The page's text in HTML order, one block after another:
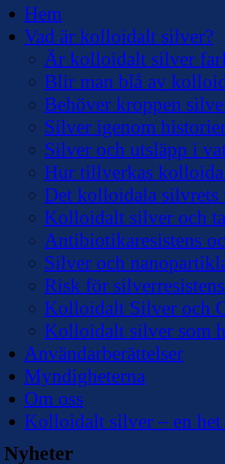
Hem
Vad är kolloidalt silver?
Är kolloidalt silver
Blir man blå av
Behöver kroppen
Silver igenom
Silver och utsläpp i
Hur tillverkas
Det kolloidala silvrets
Kolloidalt silver och
Antibiotikaresistens
Silver och
Risk för
Kolloidalt Silver och
Kolloidalt silver som
Användarberättelser
Myndigheterna
Om oss
Kolloidalt silver – en het
Nyheter